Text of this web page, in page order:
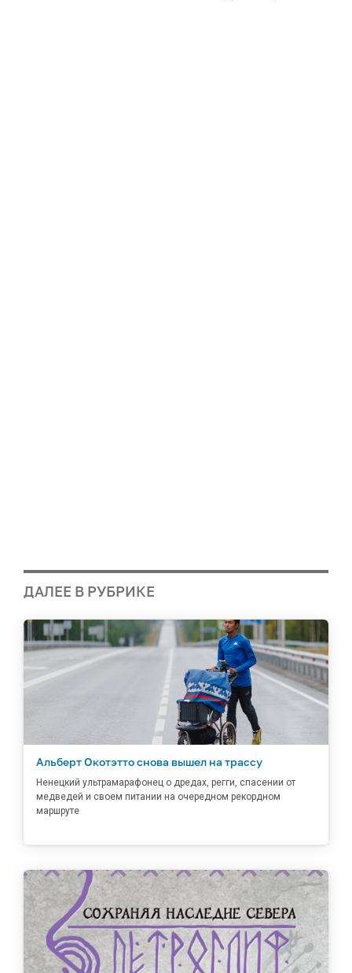
ДАЛЕЕ В РУБРИКЕ
Альберт Окотэтто снова вышел на трассу
Ненецкий ультрамарафонец о дредах, регги, спасении от
медведей и своем питании на очередном рекордном
маршруте